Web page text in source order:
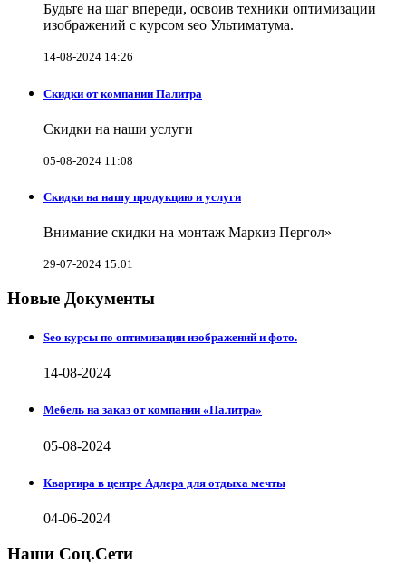
Будьте на шаг впереди, освоив техники оптимизации
изображений с курсом seo Ультиматума.
14-08-2024 14:26
Скидки от компании Палитра
Скидки на наши услуги
05-08-2024 11:08
Скидки на нашу продукцию и услуги
Внимание скидки на монтаж Маркиз Пергол»
29-07-2024 15:01
Новые Документы
Seo курсы по оптимизации изображений и фото.
14-08-2024
Мебель на заказ от компании «Палитра»
05-08-2024
Квартира в центре Адлера для отдыха мечты
04-06-2024
Наши Соц.Сети